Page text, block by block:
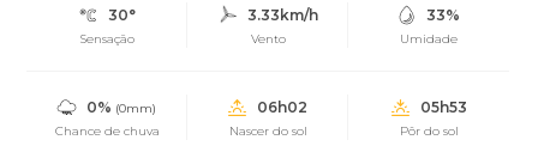
30°
Sensação
3.33km/h
Vento
33%
Umidade
0% (0mm)
Chance de chuva
06h02
Nascer do sol
05h53
Pôr do sol